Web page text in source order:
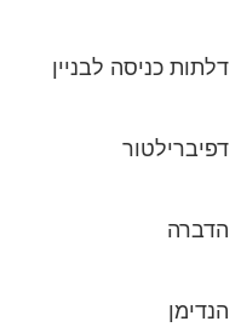
דלתות כניסה לבניין
דפיברילטור
הדברה
הנדימן